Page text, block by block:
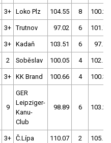
3+ Loko Plz 104.55 8 100.26
3+ Trutnov 97.02 6 101.74
3+ Kadaň 103.51 6 97.75
2 Soběslav 100.05 4 102.13
3+ KK Brand 100.66 4 100.37
9
GER
Leipziger-
Kanu-
Club
98.89 6 103.25
3+ Č.Lípa 110.07 2 105.18